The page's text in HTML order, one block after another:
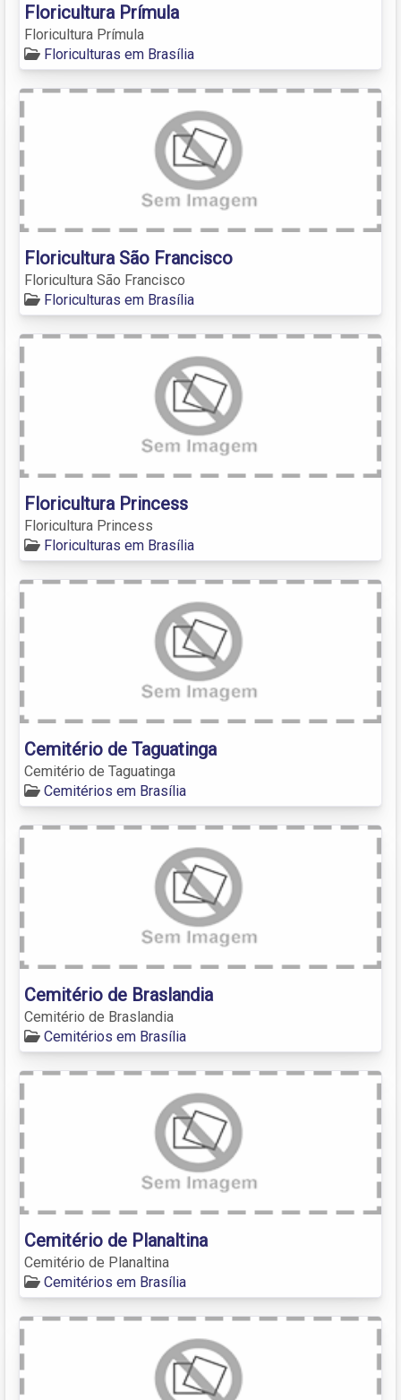
Floricultura Prímula
Floricultura Prímula
Floriculturas em Brasília
Floricultura São Francisco
Floricultura São Francisco
Floriculturas em Brasília
Floricultura Princess
Floricultura Princess
Floriculturas em Brasília
Cemitério de Taguatinga
Cemitério de Taguatinga
Cemitérios em Brasília
Cemitério de Braslandia
Cemitério de Braslandia
Cemitérios em Brasília
Cemitério de Planaltina
Cemitério de Planaltina
Cemitérios em Brasília